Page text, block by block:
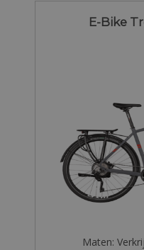
E-Bike
Maten: